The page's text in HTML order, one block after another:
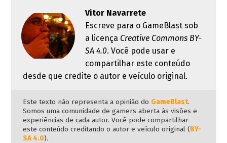
Vitor Navarrete
Escreve para o GameBlast sob
a licença Creative Commons BY-
SA 4.0. Você pode usar e
compartilhar este conteúdo
desde que credite o autor e veículo original.
Este texto não representa a opinião do GameBlast.
Somos uma comunidade de gamers aberta às visões e
experiências de cada autor. Você pode compartilhar
este conteúdo creditando o autor e veículo original (BY-
SA 4.0).